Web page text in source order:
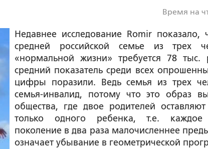
Время на
Недавнее исследование Romir показало,
средней российской семье из трех
«нормальной жизни» требуется 78 тыс.
средний показатель среди всех
цифры поразили. Ведь семья из трех
семья-инвалид, потому что это образ
общества, где двое родителей
только одного ребенка, т.е. каждое
поколение в два раза малочисленнее
означает убывание в геометрической